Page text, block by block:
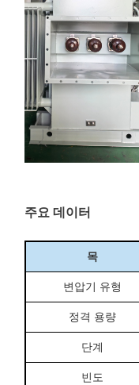
주요 데이터
목
변압기 유형
정격 용량
단계
빈도